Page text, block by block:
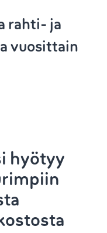
rahti- ja
vuosittain
hyötyy